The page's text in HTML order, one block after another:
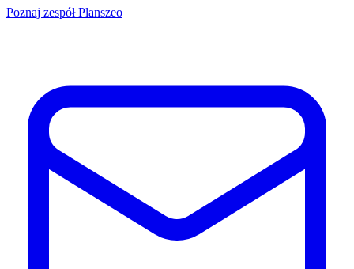
Poznaj zespół Planszeo